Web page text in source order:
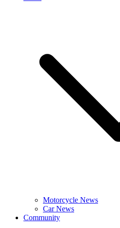
Motorcycle News
Car News
Community